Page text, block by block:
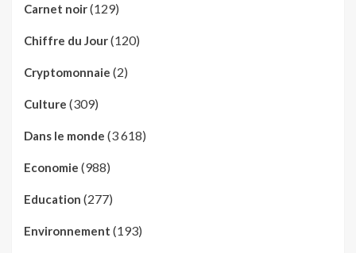
Carnet noir(129)
Chiffre du Jour(120)
Cryptomonnaie (2)
Culture (309)
Dans le monde (3 618)
Economie (988)
Education (277)
Environnement (193)